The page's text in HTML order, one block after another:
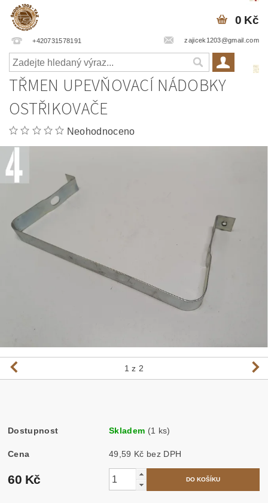
+420731578191 zajicek1203@gmail.com
0 Kč
TŘMEN UPEVŇOVACÍ NÁDOBKY
OSTŘIKOVAČE
Neohodnoceno
1 z 2
Dostupnost Skladem (1 ks)
Cena 49,59 Kč bez DPH
60 Kč